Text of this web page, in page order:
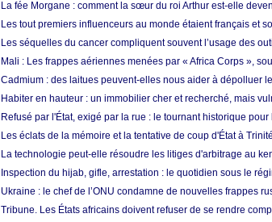
La fée Morgane : comment la sœur du roi Arthur est-elle
Les tout premiers influenceurs au monde étaient français et
Les séquelles du cancer compliquent souvent l’usage des
Mali : Les frappes aériennes menées par « Africa Corps »,
Cadmium : des laitues peuvent-elles nous aider à dépolluer
Habiter en hauteur : un immobilier cher et recherché, mais
Refusé par l'État, exigé par la rue : le tournant historique
Les éclats de la mémoire et la tentative de coup d'État à
La technologie peut-elle résoudre les litiges d'arbitrage au
Inspection du hijab, gifle, arrestation : le quotidien sous le
Ukraine : le chef de l’ONU condamne de nouvelles frappes
Tribune. Les États africains doivent refuser de se rendre